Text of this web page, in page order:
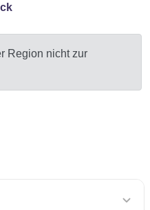
Region nicht zur